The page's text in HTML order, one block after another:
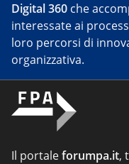
Digital 360 che
interessate ai
loro percorsi di
organizzativa.
Il portaleforumpa.it,